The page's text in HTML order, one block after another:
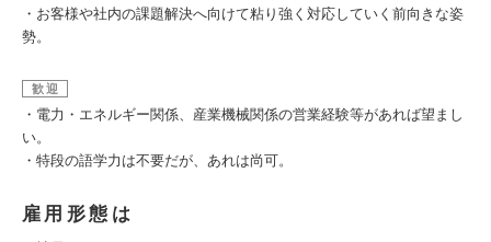
・お客様や社内の課題解決へ向けて粘り強く対応していく前向きな姿
勢。
歓迎
・電力・エネルギー関係、産業機械関係の営業経験等があれば望まし
い。
・特段の語学力は不要だが、あれは尚可。
雇用形態は